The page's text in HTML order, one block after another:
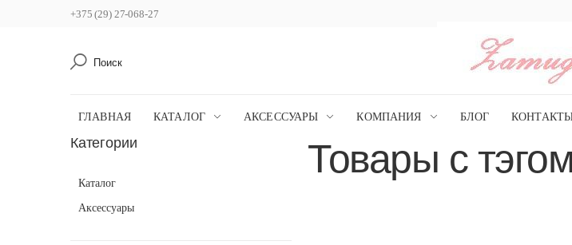
+375 (29) 27-068-27
ГЛАВНАЯ КАТАЛОГ АКСЕССУАРЫ КОМПАНИЯ БЛОГ
Товары с
Категории
Каталог
Аксессуары